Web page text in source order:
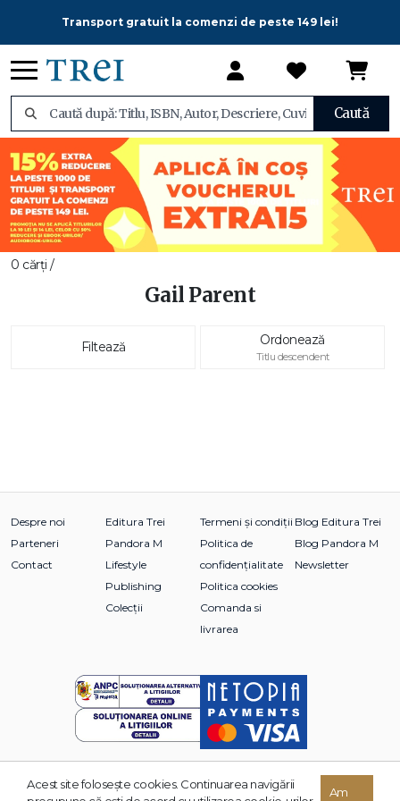
Transport gratuit la comenzi de peste 149 lei!
Caută
0 cărți /
Gail Parent
Filtează Ordonează
Titlu descendent
Despre noi
Parteneri
Contact
Editura Trei
Pandora M
Lifestyle
Publishing
Colecții
Termeni și condiții
Politica de
confidențialitate
Politica cookies
Comanda si
livrarea
Blog Editura Trei
Blog Pandora M
Newsletter
© 2026 Grupul Editorial TREI. Toate drepturile rezervate.
Acest site foloseşte cookies. Continuarea navigării
Am